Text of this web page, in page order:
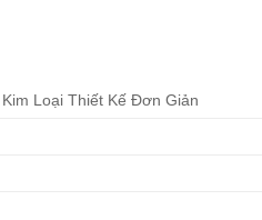
Loại Thiết Kế Đơn Giản